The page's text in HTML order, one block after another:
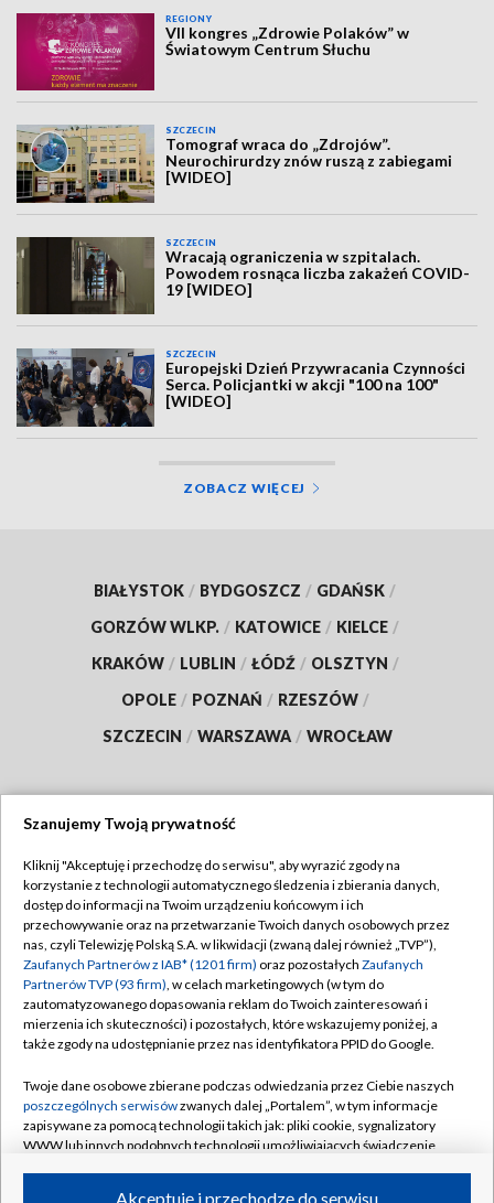
REGIONY
VII kongres „Zdrowie Polaków” w
Światowym Centrum Słuchu
SZCZECIN
Tomograf wraca do „Zdrojów”.
Neurochirurdzy znów ruszą z zabiegami
[WIDEO]
SZCZECIN
Wracają ograniczenia w szpitalach.
Powodem rosnąca liczba zakażeń COVID-
19 [WIDEO]
SZCZECIN
Europejski Dzień Przywracania Czynności
Serca. Policjantki w akcji "100 na 100"
[WIDEO]
ZOBACZ WIĘCEJ
BIAŁYSTOK / BYDGOSZCZ / GDAŃSK /
GORZÓW WLKP. / KATOWICE / KIELCE /
KRAKÓW / LUBLIN / ŁÓDŹ / OLSZTYN /
OPOLE / POZNAŃ / RZESZÓW /
SZCZECIN / WARSZAWA / WROCŁAW
TVP
Abonament TVP
Emisja w TVP
Centrum informacji TVP
Naziemna Telewizja Cyfrowa
Rada Programowa
System NOS
Informacje o nadawcy
Regulamin TVP
Polityka prywatności
Moje zgody
Pomoc
Kontakt
Kanały
Szanujemy Twoją prywatność
Kliknij "Akceptuję i przechodzę do serwisu", aby wyrazić zgody na
korzystanie z technologii automatycznego śledzenia i zbierania danych,
dostęp do informacji na Twoim urządzeniu końcowym i ich
przechowywanie oraz na przetwarzanie Twoich danych osobowych przez
nas, czyli Telewizję Polską S.A. w likwidacji (zwaną dalej również „TVP”),
Zaufanych Partnerów z IAB* (1201 firm) oraz pozostałych Zaufanych
Partnerów TVP (93 firm), w celach marketingowych (w tym do
zautomatyzowanego dopasowania reklam do Twoich zainteresowań i
mierzenia ich skuteczności) i pozostałych, które wskazujemy poniżej, a
także zgody na udostępnianie przez nas identyfikatora PPID do Google.
Twoje dane osobowe zbierane podczas odwiedzania przez Ciebie naszych
poszczególnych serwisówzwanych dalej „Portalem”, w tym informacje
zapisywane za pomocą technologii takich jak: pliki cookie, sygnalizatory
WWW lub innych podobnych technologii umożliwiających świadczenie
Akceptuję i przechodzę do serwisu